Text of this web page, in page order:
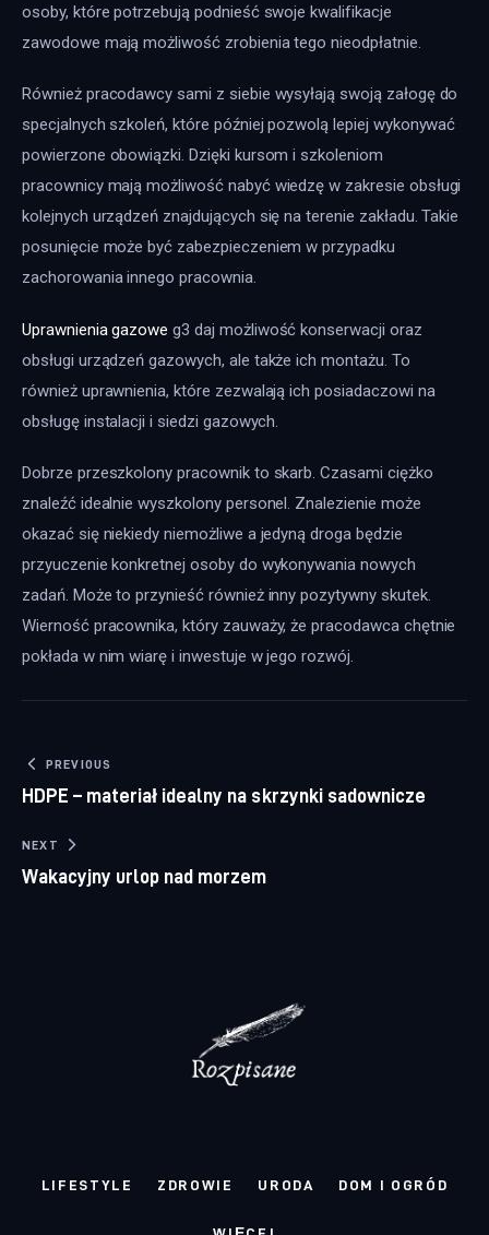
osoby, które potrzebują podnieść swoje kwalifikacje
zawodowe mają możliwość zrobienia tego nieodpłatnie.
Również pracodawcy sami z siebie wysyłają swoją załogę do
specjalnych szkoleń, które później pozwolą lepiej wykonywać
powierzone obowiązki. Dzięki kursom i szkoleniom
pracownicy mają możliwość nabyć wiedzę w zakresie obsługi
kolejnych urządzeń znajdujących się na terenie zakładu. Takie
posunięcie może być zabezpieczeniem w przypadku
zachorowania innego pracownia.
Uprawnienia gazowe g3 daj możliwość konserwacji oraz
obsługi urządzeń gazowych, ale także ich montażu. To
również uprawnienia, które zezwalają ich posiadaczowi na
obsługę instalacji i siedzi gazowych.
Dobrze przeszkolony pracownik to skarb. Czasami ciężko
znaleźć idealnie wyszkolony personel. Znalezienie może
okazać się niekiedy niemożliwe a jedyną droga będzie
przyuczenie konkretnej osoby do wykonywania nowych
zadań. Może to przynieść również inny pozytywny skutek.
Wierność pracownika, który zauważy, że pracodawca chętnie
pokłada w nim wiarę i inwestuje w jego rozwój.
Nawigacja wpisu
PREVIOUS
HDPE – materiał idealny na skrzynki sadownicze
NEXT
Wakacyjny urlop nad morzem
LIFESTYLE ZDROWIE URODA DOM I OGRÓD